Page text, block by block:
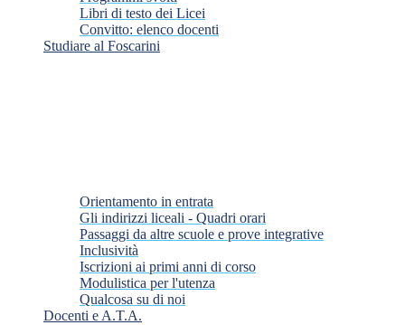
Libri di testo dei Licei
Convitto: elenco docenti
Studiare al Foscarini
Orientamento in entrata
Gli indirizzi liceali - Quadri orari
Passaggi da altre scuole e prove integrative
Inclusività
Iscrizioni ai primi anni di corso
Modulistica per l'utenza
Qualcosa su di noi
Docenti e A.T.A.